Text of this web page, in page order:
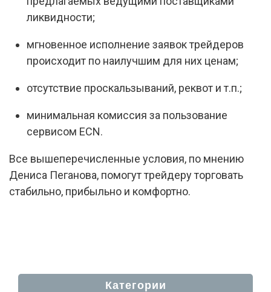
ликвидности;
мгновенное исполнение заявок трейдеров
происходит по наилучшим для них ценам;
отсутствие проскальзываний, реквот и т.п.;
минимальная комиссия за пользование
сервисом ECN.
Все вышеперечисленные условия, по мнению
Дениса Пеганова, помогут трейдеру торговать
стабильно, прибыльно и комфортно.
Категории